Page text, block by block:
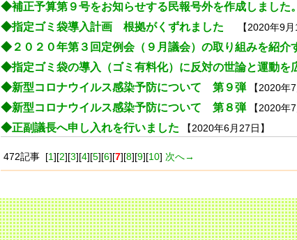
◆補正予算第９号をお知らせする民報号外を作成しました。
◆指定ゴミ袋導入計画 根拠がくずれました 【2020年9月
◆ ２０２０年第３回定例会（９月議会）の取り組みを紹介
◆指定ゴミ袋の導入（ゴミ有料化）に反対の世論と運動を
◆新型コロナウイルス感染予防について 第９弾【2020年7
◆新型コロナウイルス感染予防について 第８弾【2020年7
◆正副議長へ申し入れを行いました 【2020年6月27日】
472記事 [1][2][3][4][5][6][7][8][9][10] 次へ→